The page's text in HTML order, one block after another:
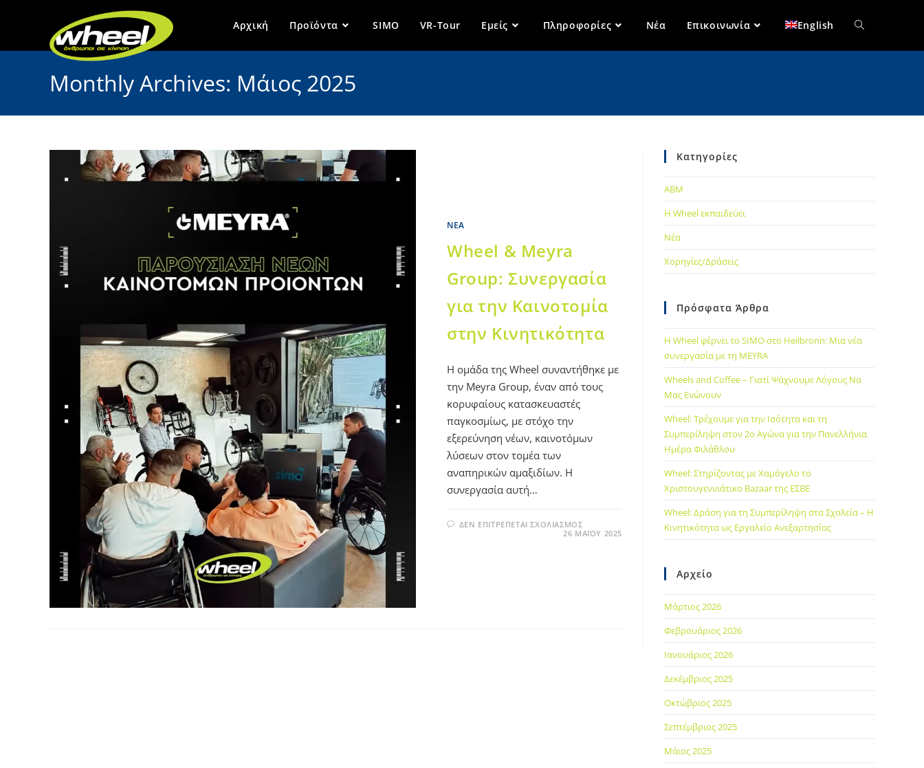
Αρχική Προϊόντα SIMO VR-Tour Εμείς Πληροφορίες Νέα Επικοινωνία English
Monthly Archives: Μάιος 2025
ΝΈΑ
Wheel & Meyra
Group: Συνεργασία
για την Καινοτομία
στην Κινητικότητα
Η ομάδα της Wheel συναντήθηκε με
την Meyra Group, έναν από τους
κορυφαίους κατασκευαστές
παγκοσμίως, με στόχο την
εξερεύνηση νέων, καινοτόμων
λύσεων στον τομέα των
αναπηρικών αμαξιδίων. Η
συνεργασία αυτή…
ΔΕΝ ΕΠΙΤΡΈΠΕΤΑΙ ΣΧΟΛΙΑΣΜΌΣ
26 ΜΑΪ́ΟΥ 2025
Κατηγορίες
ABM
Η Wheel εκπαιδεύει
Νέα
Χορηγίες/Δράσεις
Πρόσφατα Άρθρα
Η Wheel φέρνει το SIMO στο Heilbronn: Μια νέα
συνεργασία με τη MEYRA
Wheels and Coffee – Γιατί Ψάχνουμε Λόγους Να
Μας Ενώνουν
Wheel: Τρέχουμε για την Ισότητα και τη
Συμπερίληψη στον 2ο Αγώνα για την Πανελλήνια
Ημέρα Φιλάθλου
Wheel: Στηρίζοντας με Χαμόγελο το
Χριστουγεννιάτικο Bazaar της ΕΣΒΕ
Wheel: Δράση για τη Συμπερίληψη στα Σχολεία – Η
Κινητικότητα ως Εργαλείο Ανεξαρτησίας
Αρχείο
Μάρτιος 2026
Φεβρουάριος 2026
Ιανουάριος 2026
Δεκέμβριος 2025
Οκτώβριος 2025
Σεπτέμβριος 2025
Μάιος 2025